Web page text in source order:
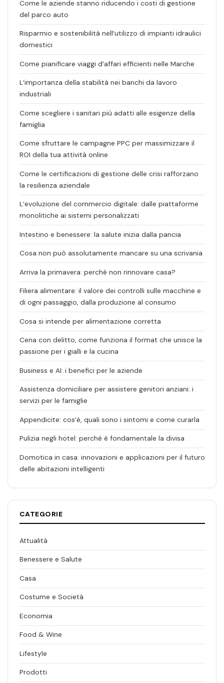
Come le aziende stanno riducendo i costi di gestione
del parco auto
Risparmio e sostenibilità nell’utilizzo di impianti idraulici
domestici
Come pianificare viaggi d’affari efficienti nelle Marche
L’importanza della stabilità nei banchi da lavoro
industriali
Come scegliere i sanitari più adatti alle esigenze della
famiglia
Come sfruttare le campagne PPC per massimizzare il
ROI della tua attività online
Come le certificazioni di gestione delle crisi rafforzano
la resilienza aziendale
L’evoluzione del commercio digitale: dalle piattaforme
monolitiche ai sistemi personalizzati
Intestino e benessere: la salute inizia dalla pancia
Cosa non può assolutamente mancare su una scrivania
Arriva la primavera: perché non rinnovare casa?
Filiera alimentare: il valore dei controlli sulle macchine e
di ogni passaggio, dalla produzione al consumo
Cosa si intende per alimentazione corretta
Cena con delitto, come funziona il format che unisce la
passione per i gialli e la cucina
Business e AI: i benefici per le aziende
Assistenza domiciliare per assistere genitori anziani: i
servizi per le famiglie
Appendicite: cos’è, quali sono i sintomi e come curarla
Pulizia negli hotel: perché è fondamentale la divisa
Domotica in casa: innovazioni e applicazioni per il futuro
delle abitazioni intelligenti
CATEGORIE
Attualità
Benessere e Salute
Casa
Costume e Società
Economia
Food & Wine
Lifestyle
Prodotti